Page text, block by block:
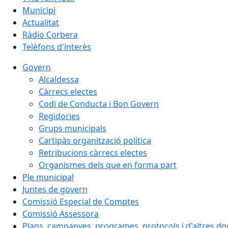
Municipi
Actualitat
Ràdio Corbera
Telèfons d'interès
Govern
Alcaldessa
Càrrecs electes
Codi de Conducta i Bon Govern
Regidories
Grups municipals
Cartipàs organització política
Retribucions càrrecs electes
Organismes dels que en forma part
Ple municipal
Juntes de govern
Comissió Especial de Comptes
Comissió Assessora